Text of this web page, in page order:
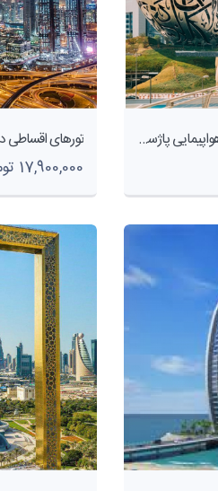
تور دبی خرداد1404شرکت هواپیمایی پاژسیر مجری تورهای اقساطی از مشهد
17,900,000 تومان